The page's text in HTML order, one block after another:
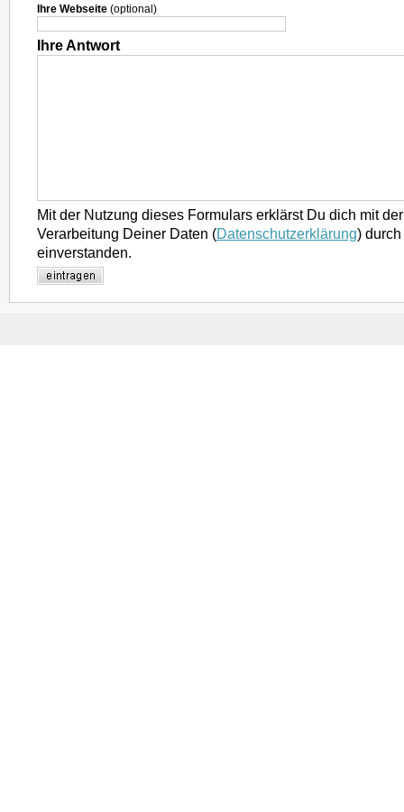
Ihre Webseite (optional)
Ihre Antwort
Mit der Nutzung dieses Formulars erklärst Du dich mit
Verarbeitung Deiner Daten (Datenschutzerklärung)
einverstanden.